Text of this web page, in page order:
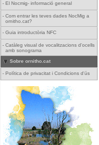
- El Nocmig- informació general
- Com entrar les teves dades NocMig a
ornitho.cat?
- Guia introductòria NFC
- Catàleg visual de vocalitzacions d'ocells
amb sonograma
Sobre ornitho.cat
- Política de privacitat i Condicions d'ús